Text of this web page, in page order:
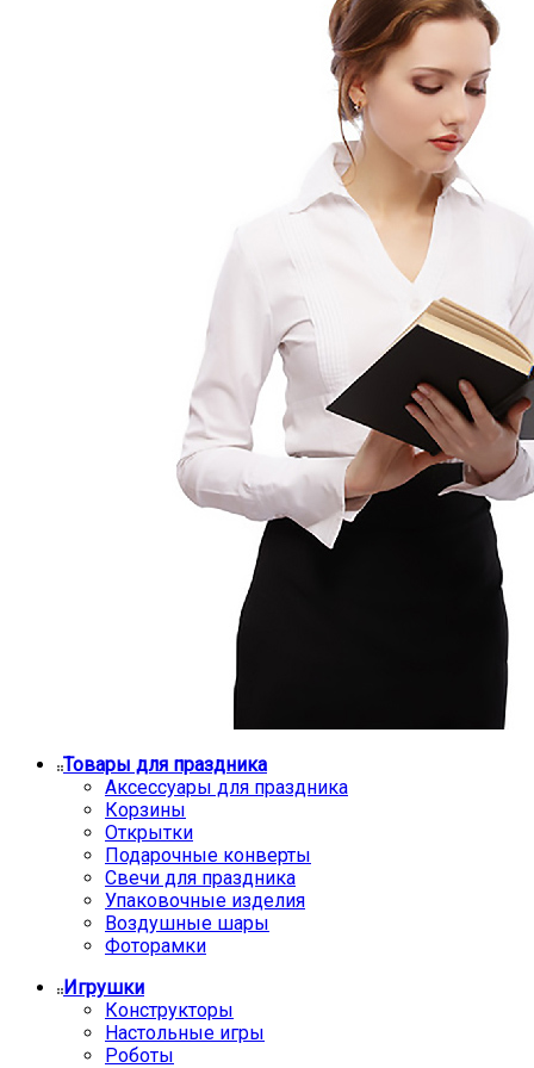
Товары для праздника
Аксессуары для праздника
Корзины
Открытки
Подарочные конверты
Свечи для праздника
Упаковочные изделия
Воздушные шары
Фоторамки
Игрушки
Конструкторы
Настольные игры
Роботы